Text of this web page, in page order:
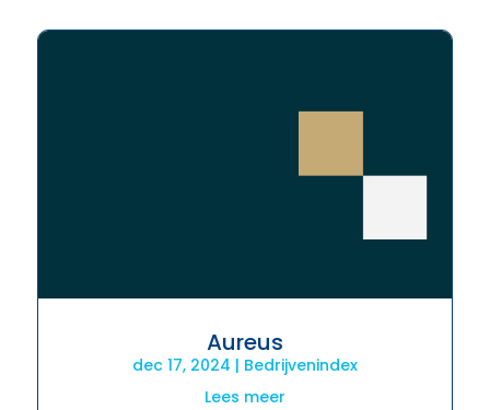
Aureus
dec 17, 2024 | Bedrijvenindex
Lees meer